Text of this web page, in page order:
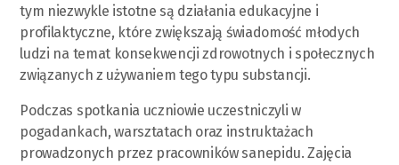
tym niezwykle istotne są działania edukacyjne i
profilaktyczne, które zwiększają świadomość młodych
ludzi na temat konsekwencji zdrowotnych i społecznych
związanych z używaniem tego typu substancji.
Podczas spotkania uczniowie uczestniczyli w
pogadankach, warsztatach oraz instruktażach
prowadzonych przez pracowników sanepidu. Zajęcia